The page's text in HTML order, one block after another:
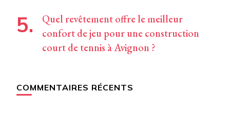
Quel revêtement offre le meilleur
confort de jeu pour une construction
court de tennis à Avignon ?
COMMENTAIRES RÉCENTS